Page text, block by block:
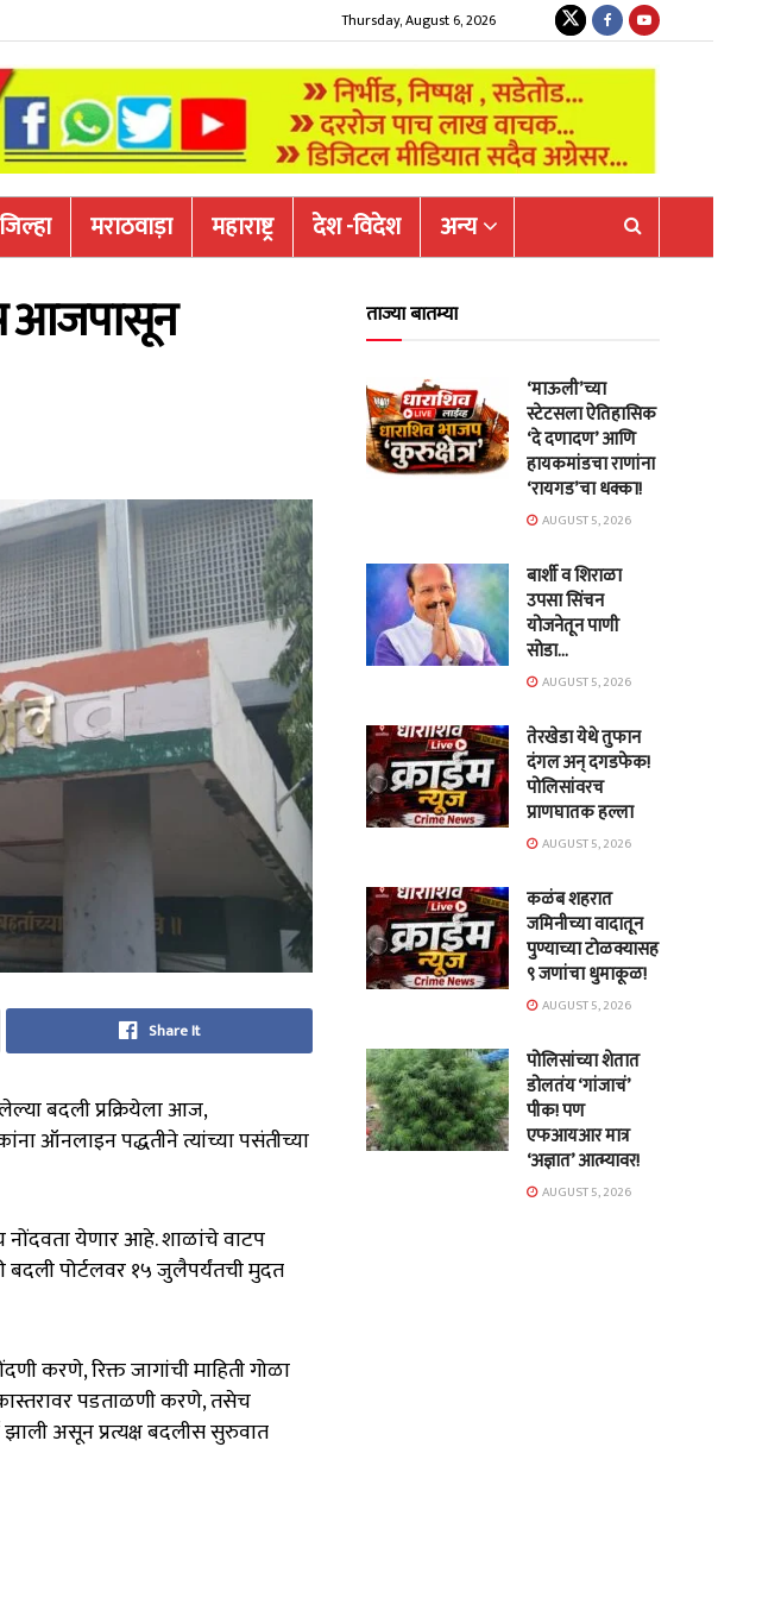
Thursday, August 6, 2026
मराठवाड़ा महाराष्ट्र देश -विदेश अन्य
आजपासून
Share It
बदली प्रक्रियेला आज,
ऑनलाइन पद्धतीने त्यांच्या पसंतीच्या
नोंदवता येणार आहे.शाळांचे वाटप
बदली पोर्टलवर १५ जुलैपर्यंतची मुदत
करणे, रिक्त जागांची माहिती गोळा
पडताळणी करणे, तसेच
झाली असून प्रत्यक्ष बदलीस सुरुवात
ताज्या बातम्या
‘माऊली’च्या
स्टेटसला ऐतिहासिक
‘दे दणादण’ आणि
हायकमांडचा राणांना
‘रायगड’चा धक्का!
AUGUST 5, 2026
बार्शी व शिराळा
उपसा सिंचन
योजनेतून पाणी
सोडा…
AUGUST 5, 2026
तेरखेडा येथे तुफान
दंगल अन् दगडफेक!
पोलिसांवरच
प्राणघातक हल्ला
AUGUST 5, 2026
कळंब शहरात
जमिनीच्या वादातून
पुण्याच्या टोळक्यासह
९ जणांचा धुमाकूळ!
AUGUST 5, 2026
पोलिसांच्या शेतात
डोलतंय ‘गांजाचं’
पीक! पण
एफआयआर मात्र
‘अज्ञात’ आत्म्यावर!
AUGUST 5, 2026